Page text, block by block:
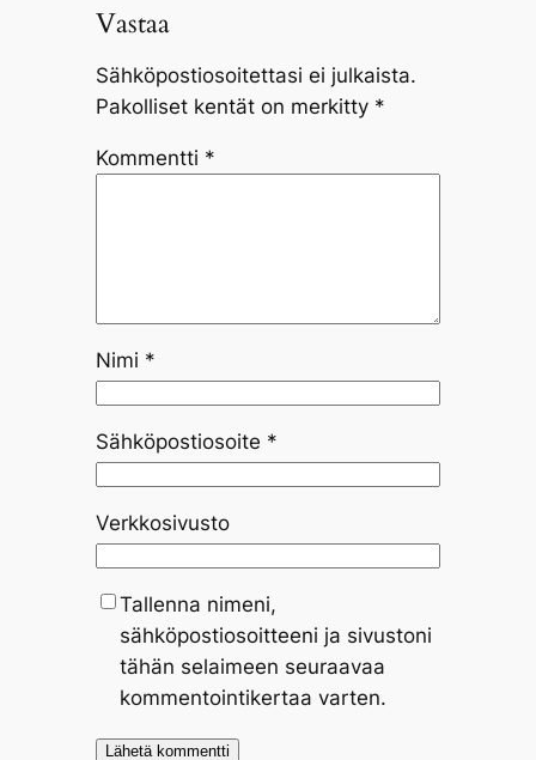
Vastaa
Sähköpostiosoitettasi ei julkaista.
Pakolliset kentät on merkitty *
Kommentti *
Nimi *
Sähköpostiosoite *
Verkkosivusto
Tallenna nimeni,
sähköpostiosoitteeni ja sivustoni
tähän selaimeen seuraavaa
kommentointikertaa varten.